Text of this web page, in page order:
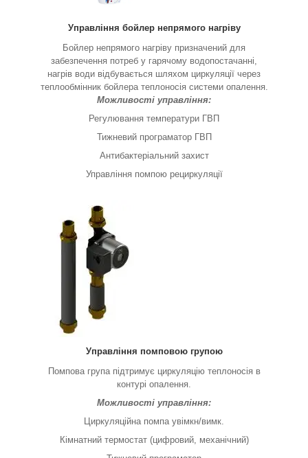
Управління бойлер непрямого нагріву
Бойлер непрямого нагріву призначений для
забезпечення потреб у гарячому водопостачанні,
нагрів води відбувається шляхом циркуляції через
теплообмінник бойлера теплоносія системи опалення.
Можливості управління:
Регулювання температури ГВП
Тижневий програматор ГВП
Антибактеріальний захист
Управління помпою рециркуляції
Управління помповою групою
Помпова група підтримує циркуляцію теплоносія в
контурі опалення.
Можливості управління:
Циркуляційна помпа увімкн/вимк.
Кімнатний термостат (цифровий, механічний)